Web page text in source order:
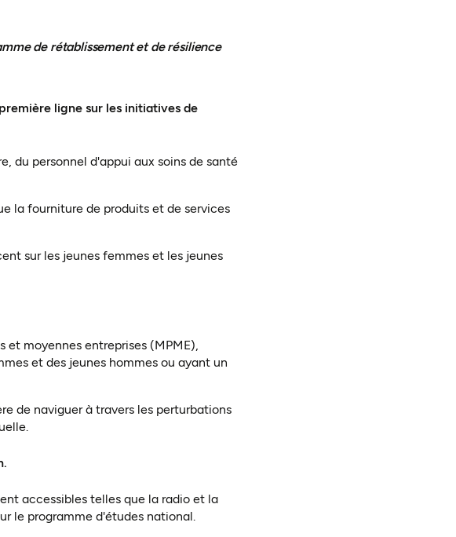
de rétablissement et de résilience
ligne sur les initiatives de
du personnel d'appui aux soins de santé
la fourniture de produits et de services
sur les jeunes femmes et les jeunes
moyennes entreprises (MPME),
et des jeunes hommes ou ayant un
de naviguer à travers les perturbations
accessibles telles que la radio et la
le programme d'études national.